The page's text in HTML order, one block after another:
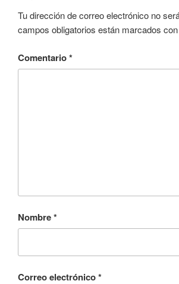
Tu dirección de correo electrónico no
campos obligatorios están marcados con
Comentario*
Nombre*
Correo electrónico*